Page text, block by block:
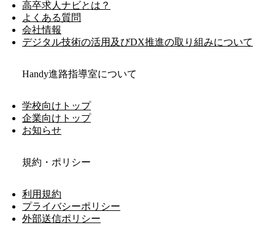
高卒求人ナビとは？
よくある質問
会社情報
デジタル技術の活用及びDX推進の取り組みについて
Handy進路指導室について
学校向けトップ
企業向けトップ
お知らせ
規約・ポリシー
利用規約
プライバシーポリシー
外部送信ポリシー